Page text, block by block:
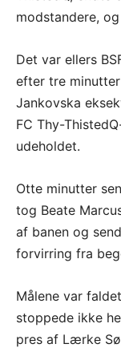
modstandere,
Det var ellers
efter tre
Jankovska
FC Thy-
udeholdet.
Otte minutter
tog Beate
af banen og
forvirring fra
Målene var
stoppede ikke
pres af Lærke